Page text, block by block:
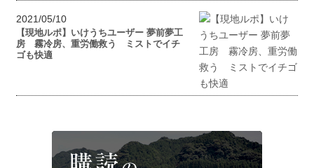
2021/05/10
【現地ルポ】いけうちユーザー 夢前夢工
房 霧冷房、重労働救う ミストでイチ
ゴも快適